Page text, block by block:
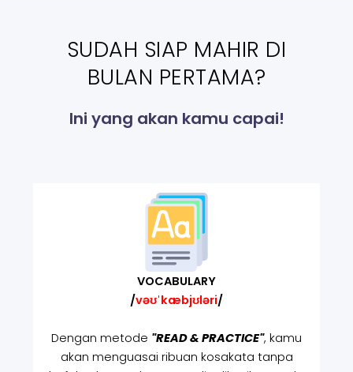
SUDAH SIAP MAHIR DI
BULAN PERTAMA?
Ini yang akan kamu capai!
VOCABULARY
/vəʊˈkæbjʊləri/
Dengan metode "READ & PRACTICE", kamu
akan menguasai ribuan kosakata tanpa